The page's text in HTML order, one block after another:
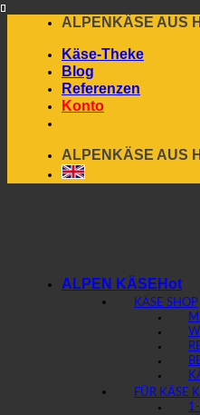
content
ALPENKÄSE AUS
Käse-Theke
Blog
Referenzen
Konto
ALPENKÄSE AUS
ALPEN KÄSE
KÄSE SHOP
FÜR KÄSE